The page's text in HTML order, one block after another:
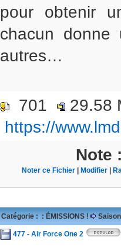
pour obtenir
chacun
autres…
701
https://
Note
Noter ce Fichier Modifier
Catégorie : : ÉMISSIONS !
477 - Air Force One 2